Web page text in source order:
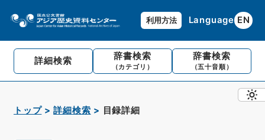
利用方法 Language EN
詳細検索 辞書検索
（カテゴリ）
辞書検索
（五十音順）
トップ 詳細検索 目録詳細